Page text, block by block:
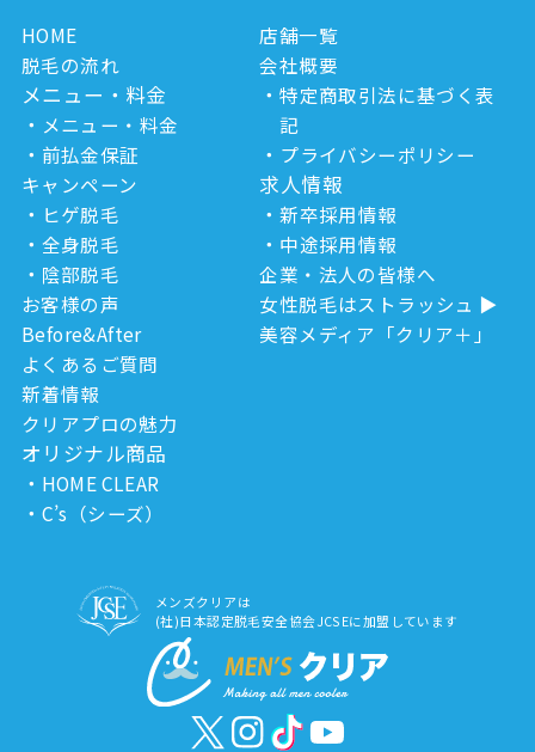
HOME
脱毛の流れ
メニュー・料金
メニュー・料金
前払金保証
キャンペーン
ヒゲ脱毛
全身脱毛
陰部脱毛
お客様の声
Before&After
よくあるご質問
新着情報
クリアプロの魅力
オリジナル商品
HOME CLEAR
C’s（シーズ）
店舗一覧
会社概要
特定商取引法に基づく表
記
プライバシーポリシー
求人情報
新卒採用情報
中途採用情報
企業・法人の皆様へ
女性脱毛はストラッシュ
美容メディア「クリア＋」
メンズクリアは
(社)日本認定脱毛安全協会JCSEに加盟しています